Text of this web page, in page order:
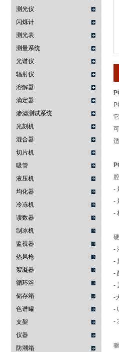
测光仪
闪烁计
测光表
测量系统
光谱仪
辐射仪
溶解器
滴定器
渗滤测试系统
光刻机
混合器
切片机
吸管
液压机
均化器
冷冻机
读数器
制冰机
监视器
热风枪
絮凝器
循环浴
储存箱
色谱罐
支架
仪器
防潮箱
-
-
-
-
-
-
-
-
-
-